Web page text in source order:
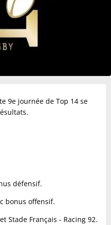
9e journée de Top 14 se
défensif.
bonus offensif.
Stade Français - Racing 92.